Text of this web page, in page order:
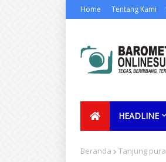
Home Tentang Kami
HEADLINE
Beranda Tanjung pura